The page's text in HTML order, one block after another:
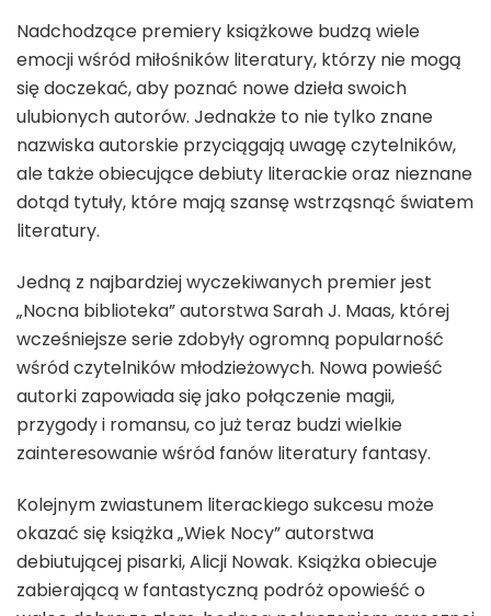
Nadchodzące premiery książkowe budzą wiele
emocji wśród miłośników literatury, którzy nie mogą
się doczekać, aby poznać nowe dzieła swoich
ulubionych autorów. Jednakże to nie tylko znane
nazwiska autorskie przyciągają uwagę czytelników,
ale także obiecujące debiuty literackie oraz nieznane
dotąd tytuły, które mają szansę wstrząsnąć światem
literatury.
Jedną z najbardziej wyczekiwanych premier jest
„Nocna biblioteka” autorstwa Sarah J. Maas, której
wcześniejsze serie zdobyły ogromną popularność
wśród czytelników młodzieżowych. Nowa powieść
autorki zapowiada się jako połączenie magii,
przygody i romansu, co już teraz budzi wielkie
zainteresowanie wśród fanów literatury fantasy.
Kolejnym zwiastunem literackiego sukcesu może
okazać się książka „Wiek Nocy” autorstwa
debiutującej pisarki, Alicji Nowak. Książka obiecuje
zabierającą w fantastyczną podróż opowieść o